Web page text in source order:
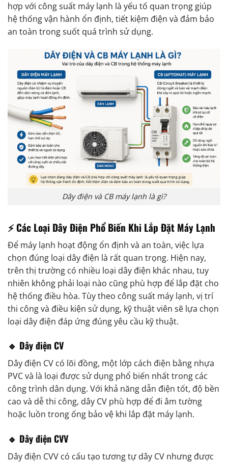
hợp với công suất máy lạnh là yếu tố quan trọng giúp
hệ thống vận hành ổn định, tiết kiệm điện và đảm bảo
an toàn trong suốt quá trình sử dụng.
Dây điện và CB máy lạnh là gì?
⚡ Các Loại Dây Điện Phổ Biến Khi Lắp Đặt Máy Lạnh
Để máy lạnh hoạt động ổn định và an toàn, việc lựa
chọn đúng loại dây điện là rất quan trọng. Hiện nay,
trên thị trường có nhiều loại dây điện khác nhau, tuy
nhiên không phải loại nào cũng phù hợp để lắp đặt cho
hệ thống điều hòa. Tùy theo công suất máy lạnh, vị trí
thi công và điều kiện sử dụng, kỹ thuật viên sẽ lựa chọn
loại dây điện đáp ứng đúng yêu cầu kỹ thuật.
🔹 Dây điện CV
Dây điện CV có lõi đồng, một lớp cách điện bằng nhựa
PVC và là loại được sử dụng phổ biến nhất trong các
công trình dân dụng. Với khả năng dẫn điện tốt, độ bền
cao và dễ thi công, dây CV phù hợp để đi âm tường
hoặc luồn trong ống bảo vệ khi lắp đặt máy lạnh.
🔹 Dây điện CVV
Dây điện CVV có cấu tạo tương tự dây CV nhưng được